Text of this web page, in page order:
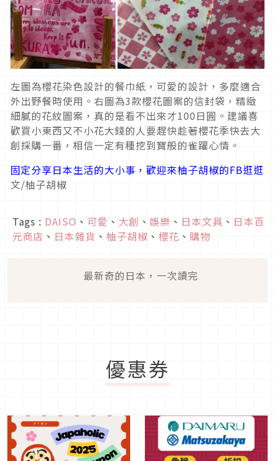
左圖為櫻花染色設計的餐巾紙，可愛的設計，多麼適合
外出野餐時使用。右圖為3款櫻花圖案的信封袋，精緻
細膩的花紋圖案，真的是看不出來才100日圓。建議喜
歡買小東西又不小花大錢的人要趕快趁著櫻花季快去大
創採購一番，相信一定有種挖到寶般的雀躍心情。
固定分享日本生活的大小事，歡迎來柚子胡椒的FB逛逛
文/柚子胡椒
Tags : DAISO 、 可愛 、 大創 、 娛樂 、 日本文具 、 日本百
元商店 、 日本雜貨 、 柚子胡椒 、 櫻花 、 購物
最新奇的日本，一次讀完
優惠券